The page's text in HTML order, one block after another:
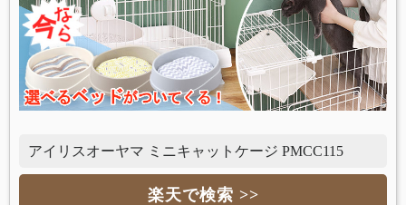
アイリスオーヤマ ミニキャットケージ PMCC115
楽天で検索 >>